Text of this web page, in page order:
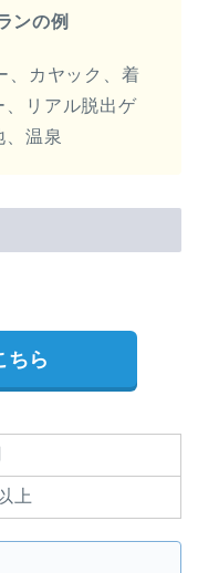
ンの例
、カヤック、着
、リアル脱出ゲ
、温泉
ちら
上